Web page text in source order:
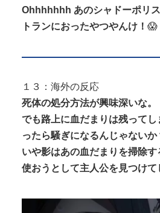
Ohhhhhhh あのシャドーポリ
トランにおったやつやんけ！ 😱
１３：海外の反応
死体の処分方法が興味深いな。
でも路上に血だまりは残って
ったら騒ぎになるんじゃないか
いや影はあの血だまりを掃除
使おうとして主人公を見つけて